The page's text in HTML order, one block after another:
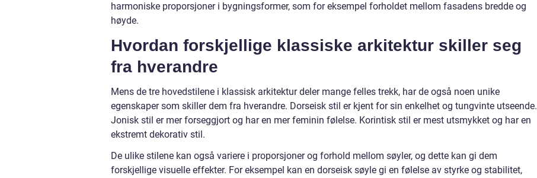
harmoniske proporsjoner i bygningsformer, som for eksempel forholdet mellom fasadens bredde og
høyde.
Hvordan forskjellige klassiske arkitektur skiller seg
fra hverandre
Mens de tre hovedstilene i klassisk arkitektur deler mange felles trekk, har de også noen unike
egenskaper som skiller dem fra hverandre. Dorseisk stil er kjent for sin enkelhet og tungvinte utseende.
Jonisk stil er mer forseggjort og har en mer feminin følelse. Korintisk stil er mest utsmykket og har en
ekstremt dekorativ stil.
De ulike stilene kan også variere i proporsjoner og forhold mellom søyler, og dette kan gi dem
forskjellige visuelle effekter. For eksempel kan en dorseisk søyle gi en følelse av styrke og stabilitet,